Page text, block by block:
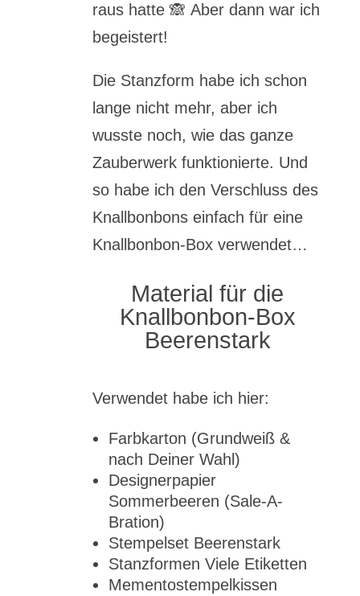
raus hatte 🙈 Aber dann war ich
begeistert!
Die Stanzform habe ich schon
lange nicht mehr, aber ich
wusste noch, wie das ganze
Zauberwerk funktionierte. Und
so habe ich den Verschluss des
Knallbonbons einfach für eine
Knallbonbon-Box verwendet…
Material für die
Knallbonbon-Box
Beerenstark
Verwendet habe ich hier:
Farbkarton (Grundweiß &
nach Deiner Wahl)
Designerpapier
Sommerbeeren (Sale-A-
Bration)
Stempelset Beerenstark
Stanzformen Viele Etiketten
Mementostempelkissen